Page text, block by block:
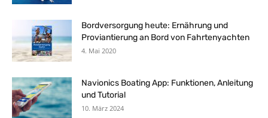
Bordversorgung heute: Ernährung und
Proviantierung an Bord von Fahrtenyachten
4. Mai 2020
Navionics Boating App: Funktionen, Anleitung
und Tutorial
10. März 2024